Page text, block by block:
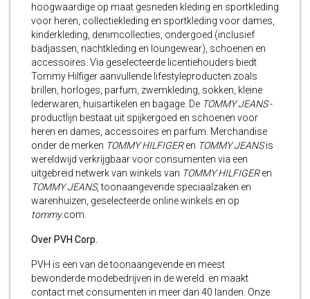
hoogwaardige op maat gesneden kleding en sportkleding
voor heren, collectiekleding en sportkleding voor dames,
kinderkleding, denimcollecties, ondergoed (inclusief
badjassen, nachtkleding en loungewear), schoenen en
accessoires. Via geselecteerde licentiehouders biedt
Tommy Hilfiger aanvullende lifestyleproducten zoals
brillen, horloges, parfum, zwemkleding, sokken, kleine
lederwaren, huisartikelen en bagage. De TOMMY JEANS-
productlijn bestaat uit spijkergoed en schoenen voor
heren en dames, accessoires en parfum. Merchandise
onder de merken TOMMY HILFIGERen TOMMY JEANSis
wereldwijd verkrijgbaar voor consumenten via een
uitgebreid netwerk van winkels van TOMMY HILFIGERen
TOMMY JEANS, toonaangevende speciaalzaken en
warenhuizen, geselecteerde online winkels en op
tommy.com.
Over PVH Corp.
PVH is een van de toonaangevende en meest
bewonderde modebedrijven in de wereld. en maakt
contact met consumenten in meer dan 40 landen. Onze